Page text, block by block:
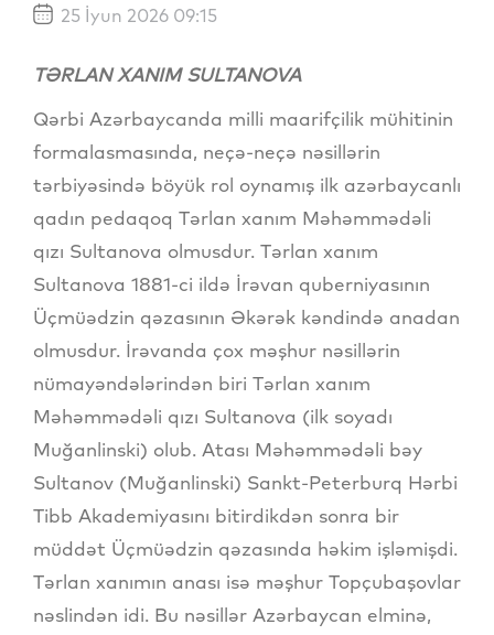
25 İyun 2026 09:15
TƏRLAN XANIM SULTANOVA
Qərbi Azərbaycanda milli maarifçilik mühitinin
formalasmasında, neçə-neçə nəsillərin
tərbiyəsində böyük rol oynamış ilk azərbaycanlı
qadın pedaqoq Tərlan xanım Məhəmmədəli
qızı Sultanova olmusdur. Tərlan xanım
Sultanova 1881-ci ildə İrəvan quberniyasının
Üçmüədzin qəzasının Əkərək kəndində anadan
olmusdur. İrəvanda çox məşhur nəsillərin
nümayəndələrindən biri Tərlan xanım
Məhəmmədəli qızı Sultanova (ilk soyadı
Muğanlinski) olub. Atası Məhəmmədəli bəy
Sultanov (Muğanlinski) Sankt-Peterburq Hərbi
Tibb Akademiyasını bitirdikdən sonra bir
müddət Üçmüədzin qəzasında həkim işləmişdi.
Tərlan xanımın anası isə məşhur Topçubaşovlar
nəslindən idi. Bu nəsillər Azərbaycan elminə,